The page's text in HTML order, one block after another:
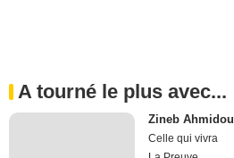
A tourné le plus avec...
Zineb Ahmidou
Celle qui vivra